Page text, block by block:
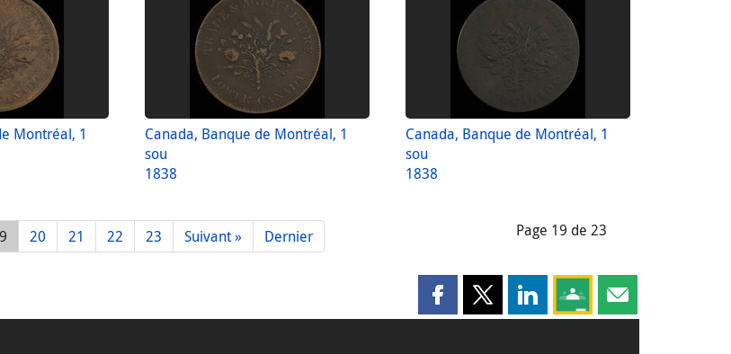
Montréal, 1
Canada, Banque de Montréal, 1
sou
1838
Canada, Banque de Montréal, 1
sou
1838
20 21 22 23 Suivant » Dernier Page 19 de 23
Partager cette page sur Facebook
Partager cette page sur X
Partager cette page sur
Partagez cette page sur
Partager cette